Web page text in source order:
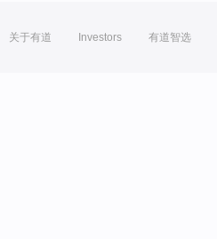
关于有道 Investors 有道智选